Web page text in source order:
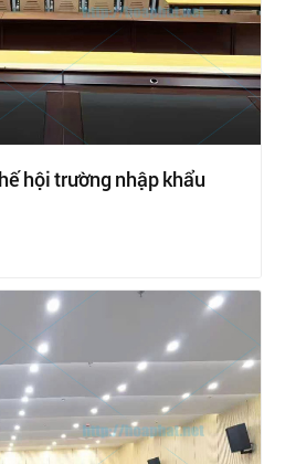
hội trường nhập khẩu